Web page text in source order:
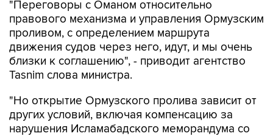
проливом, с определением маршрута
движения судов через него, идут, и мы очень
близки к соглашению", - приводит агентство
Tasnim слова министра.
"Но открытие Ормузского пролива зависит от
нарушения Исламабадского меморандума со
стороны США", - продолжил Аракчи.